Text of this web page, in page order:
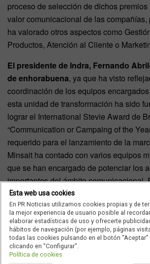
proceso de selección de dichos
valor comunicacional de las compañías,
ha valorado otros aspectos como
Productos, Atención al Cliente o
El presidente de Indra, Fernando
de enhorabuena, ya que ha visto
coordinación de los equipos
esta unidad de transformación ha sido
lograr el International Stevie Award de
“Communication or Campaing of the
requerido para el lanzamiento de la
Minsait ha contado con varios equipos
que se han encargado de potenciar los
importantes del ámbito comunicacional.
idea de marca “Sparkling bright minds”,
“Impact to go”, el modelo de oferta de
(Foresee, Engage, Empower, Protect), y
valores y portafolio comercial propios.
Esta web usa cookies
En PR Noticias utilizamos cookies propias y de
la mejor experiencia de usuario posible al
elaborar estadísticas de uso y ofrecerte
hábitos de navegación (por ejemplo, páginas
todas las cookies pulsando en el botón
clicando en "Configurar".
Política de cookies